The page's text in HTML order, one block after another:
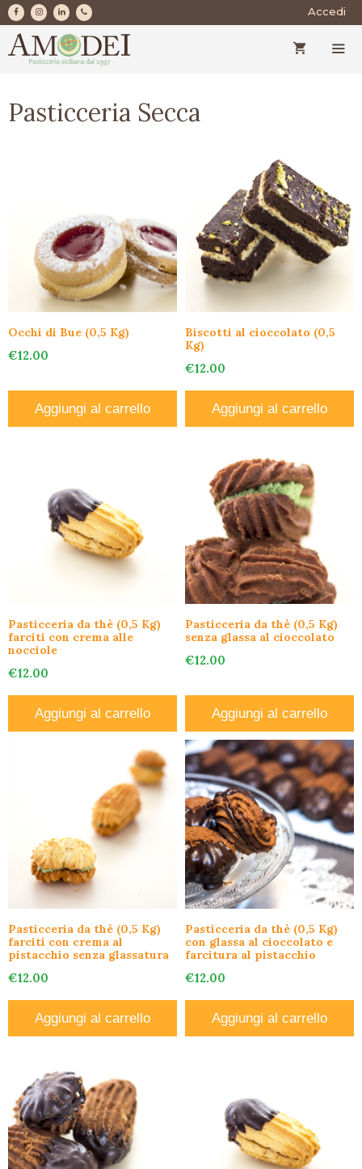
Vai
al
contenuto
Accedi
Pasticceria Secca
Occhi di Bue (0,5 Kg)
€12.00
Aggiungi al carrello
Biscotti al cioccolato (0,5
Kg)
€12.00
Aggiungi al carrello
Pasticceria da thè (0,5 Kg)
farciti con crema alle
nocciole
€12.00
Aggiungi al carrello
Pasticceria da thè (0,5 Kg)
senza glassa al cioccolato
€12.00
Aggiungi al carrello
Pasticceria da thè (0,5 Kg)
farciti con crema al
pistacchio senza glassatura
€12.00
Aggiungi al carrello
Pasticceria da thè (0,5 Kg)
con glassa al cioccolato e
farcitura al pistacchio
€12.00
Aggiungi al carrello